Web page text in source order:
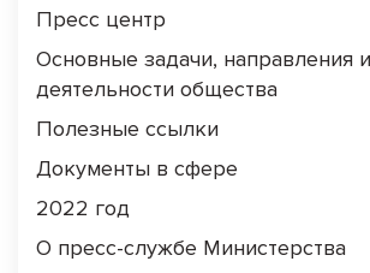
Пресс центр
Основные задачи, направления
деятельности общества
Полезные ссылки
Документы в сфере
2022 год
О пресс-службе Министерства